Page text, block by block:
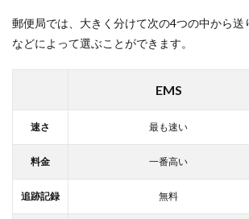
郵便局では、大きく分けて次の4つの中から送
などによって選ぶことができます。
EMS
速さ 最も速い
料金 一番高い
追跡記録 無料